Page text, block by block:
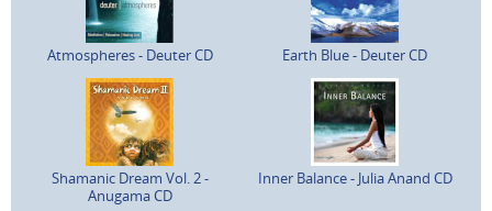
Atmospheres - Deuter CD Earth Blue - Deuter CD
Shamanic Dream Vol. 2 -
Anugama CD
Inner Balance - Julia Anand CD